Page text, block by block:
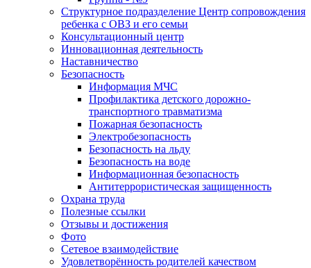
Структурное подразделение Центр сопровождения
ребенка с ОВЗ и его семьи
Консультационный центр
Инновационная деятельность
Наставничество
Безопасность
Информация МЧС
Профилактика детского дорожно-
транспортного травматизма
Пожарная безопасность
Электробезопасность
Безопасность на льду
Безопасность на воде
Информационная безопасность
Антитеррористическая защищенность
Охрана труда
Полезные ссылки
Отзывы и достижения
Фото
Сетевое взаимодействие
Удовлетворённость родителей качеством